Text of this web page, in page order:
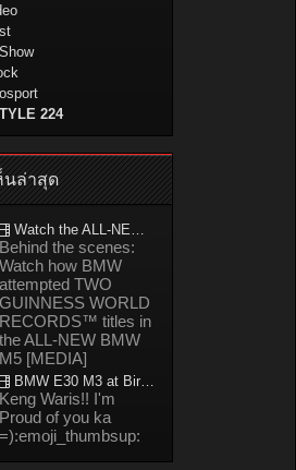
224
นล่าสุด
Watch the ALL-NEW BMW M5 refuel mid-drift to take TWO GUINNESS WORLD RECORDS™ titles
Behind the scenes:
Watch how BMW
attempted TWO
GUINNESS WORLD
RECORDS™ titles in
the ALL-NEW BMW
M5 [MEDIA]
BMW E30 M3 at Bira circuit Thailand in 02/2008
Keng Waris!! I'm
Proud of you ka
=):emoji_thumbsup: